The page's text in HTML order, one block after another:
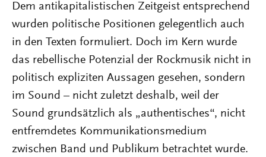
Dem antikapitalistischen Zeitgeist entsprechend
wurden politische Positionen gelegentlich auch
in den Texten formuliert. Doch im Kern wurde
das rebellische Potenzial der Rockmusik nicht in
politisch expliziten Aussagen gesehen, sondern
im Sound – nicht zuletzt deshalb, weil der
Sound grundsätzlich als „authentisches“, nicht
entfremdetes Kommunikationsmedium
zwischen Band und Publikum betrachtet wurde.